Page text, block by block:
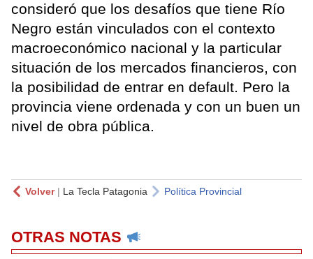
consideró que los desafíos que tiene Río
Negro están vinculados con el contexto
macroeconómico nacional y la particular
situación de los mercados financieros, con
la posibilidad de entrar en default. Pero la
provincia viene ordenada y con un buen un
nivel de obra pública.
Volver| La Tecla Patagonia Política Provincial
OTRAS NOTAS